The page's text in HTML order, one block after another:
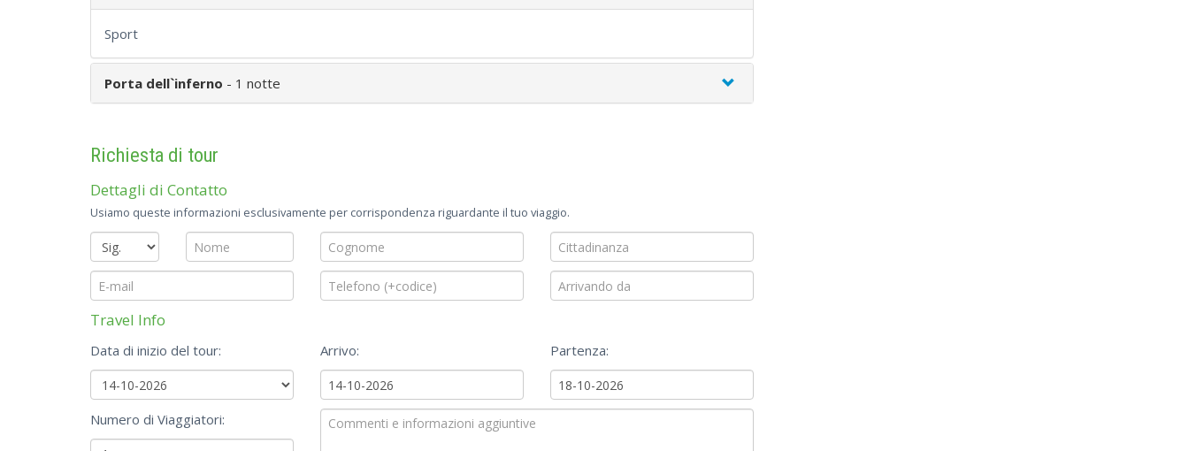
Sport
Porta dell`inferno - 1 notte
Richiesta di tour
Dettagli di Contatto
Usiamo queste informazioni esclusivamente per corrispondenza riguardante il tuo viaggio.
Travel Info
Data di inizio del tour: Arrivo: Partenza:
Numero di Viaggiatori: